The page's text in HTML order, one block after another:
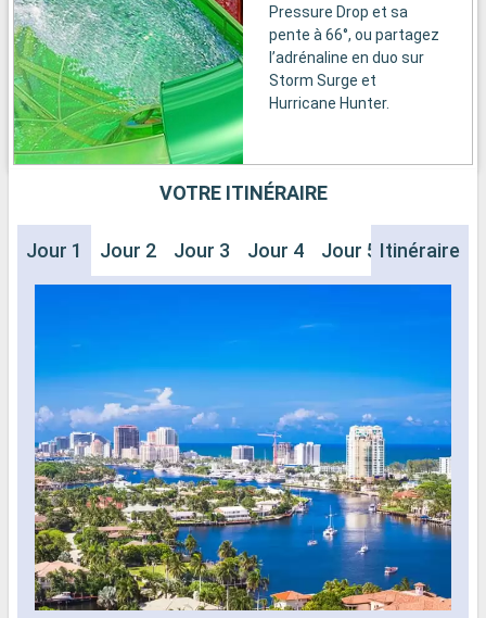
Pressure Drop et sa
pente à 66°, ou partagez
l’adrénaline en duo sur
Storm Surge et
Hurricane Hunter.
VOTRE ITINÉRAIRE
Jour 1 Jour 2 Jour 3 Jour 4 Jour 5 Jour 6
Itinéraire